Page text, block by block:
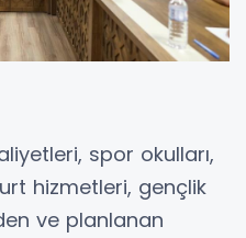
spor okulları,
hizmetleri, gençlik
ve planlanan